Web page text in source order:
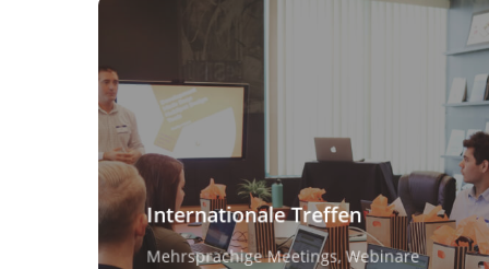
Internationale Treffen
Mehrsprachige Meetings, Webinare